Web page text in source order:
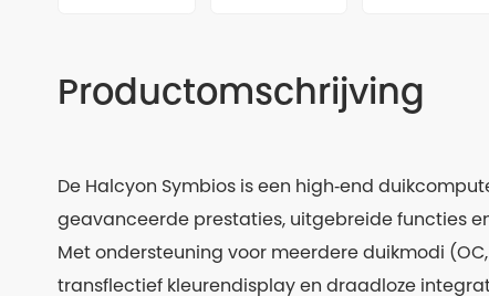
Productomschrijving
De Halcyon Symbios is een high‑end
geavanceerde prestaties, uitgebreide functies
Met ondersteuning voor meerdere duikmodi
transflectief kleurendisplay en draadloze